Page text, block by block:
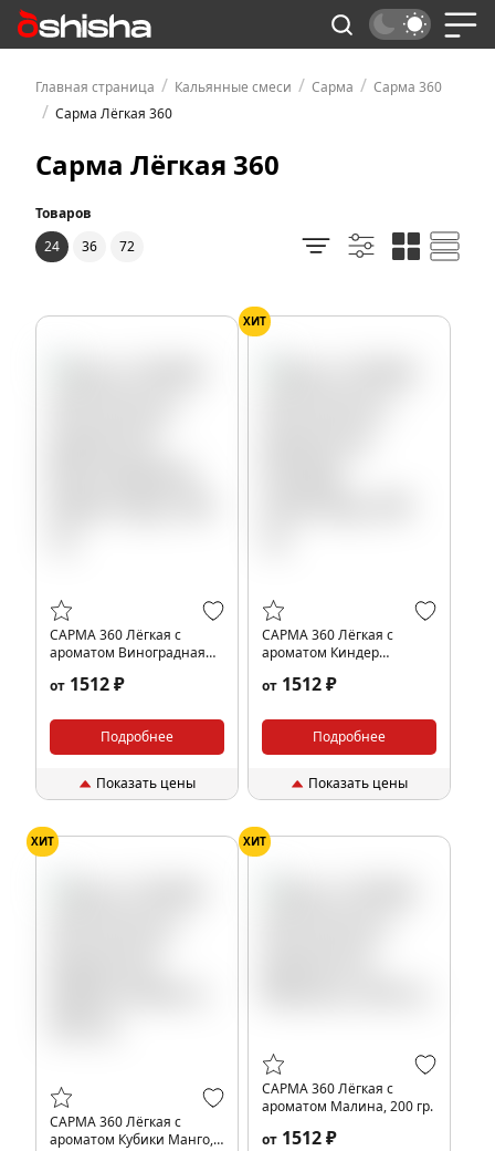
Главная страница / Кальянные смеси / Сарма / Сарма 360
/ Сарма Лёгкая 360
Сарма Лёгкая 360
Товаров
24
36 72
САРМА 360 Лёгкая с
ароматом Виноградная
от 1512 ₽
Подробнее
Показать цены
ХИТ
САРМА 360 Лёгкая с
ароматом Киндер
от 1512 ₽
Подробнее
Показать цены
ХИТ
САРМА 360 Лёгкая с
ароматом Кубики Манго,
ХИТ
САРМА 360 Лёгкая с
ароматом Малина, 200 гр.
от 1512 ₽